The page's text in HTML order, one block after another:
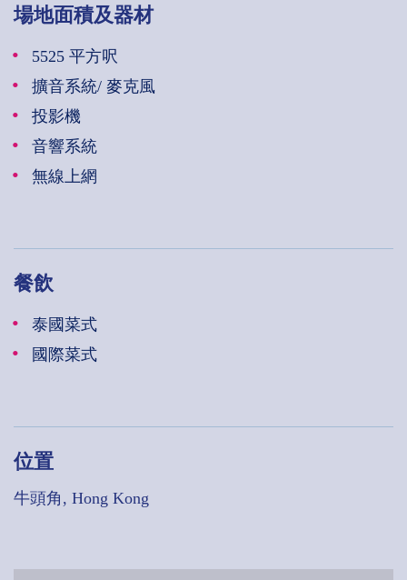
場地面積及器材
5525 平方呎
擴音系統/ 麥克風
投影機
音響系統
無線上網
餐飲
泰國菜式
國際菜式
位置
牛頭角, Hong Kong